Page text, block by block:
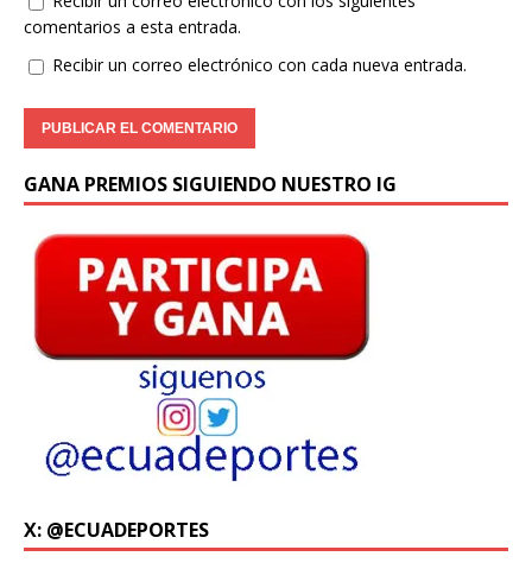
comentarios a esta entrada.
Recibir un correo electrónico con cada nueva entrada.
GANA PREMIOS SIGUIENDO NUESTRO IG
X: @ECUADEPORTES